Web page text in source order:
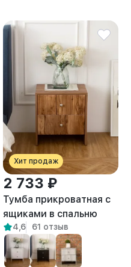
Хит продаж
2 733 ₽
Тумба прикроватная с
ящиками в спальню
Токко амаретто
4,6 61 отзыв